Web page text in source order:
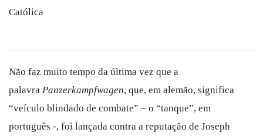
Católica
Não faz muito tempo da última vez que a
palavra Panzerkampfwagen, que, em alemão, significa
“veículo blindado de combate” – o “tanque”, em
português -, foi lançada contra a reputação de Joseph